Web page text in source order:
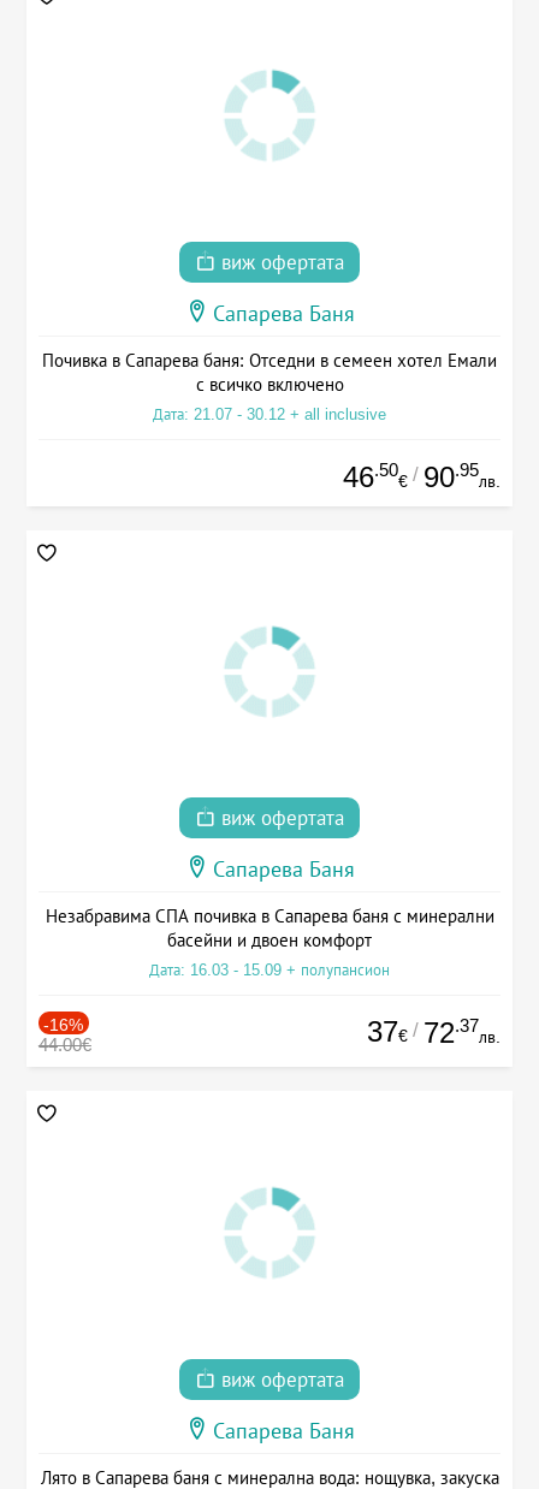
виж офертата
Сапарева Баня
Почивка в Сапарева баня: Отседни в семеен хотел Емали
с всичко включено
Дата: 21.07 - 30.12 + all inclusive
46.50
€ / 90.95
лв.
виж офертата
Сапарева Баня
Незабравима СПА почивка в Сапарева баня с минерални
басейни и двоен комфорт
Дата: 16.03 - 15.09 + полупансион
-16%
44.00€ 37€ / 72.37
лв.
виж офертата
Сапарева Баня
Лято в Сапарева баня с минерална вода: нощувка, закуска